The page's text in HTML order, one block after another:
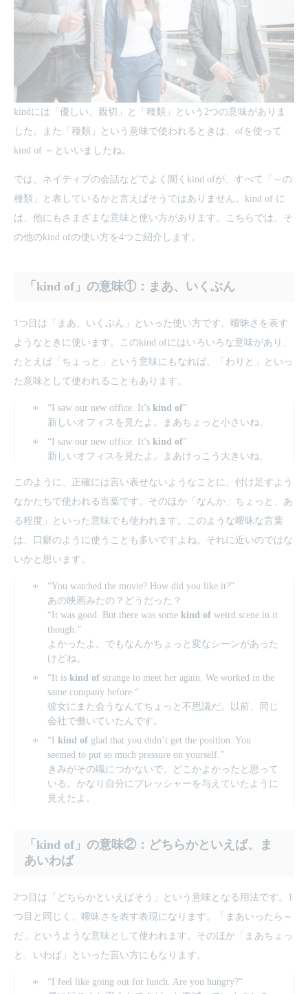
kindには「優しい、親切」と「種類」という2つの意味がありま
した。また「種類」という意味で使われるときは、ofを使って
kind of ～といいましたね。
では、ネイティブの会話などでよく聞くkind ofが、すべて「～の
種類」と表しているかと言えばそうではありません。kind of に
は、他にもさまざまな意味と使い方があります。こちらでは、そ
の他のkind ofの使い方を4つご紹介します。
「kind of」の意味①：まあ、いくぶん
1つ目は「まあ、いくぶん」といった使い方です。曖昧さを表す
ようなときに使います。このkind ofにはいろいろな意味があり、
たとえば「ちょっと」という意味にもなれば、「わりと」といっ
た意味として使われることもあります。
“I saw our new office. It’s kind of”
新しいオフィスを見たよ。まあちょっと小さいね。
“I saw our new office. It’s kind of”
新しいオフィスを見たよ。まあけっこう大きいね。
このように、正確には言い表せないようなことに、付け足すよう
なかたちで使われる言葉です。そのほか「なんか、ちょっと、あ
る程度」といった意味でも使われます。このような曖昧な言葉
は、口癖のように使うことも多いですよね。それに近いのではな
いかと思います。
“You watched the movie? How did you like it?”
あの映画みたの？どうだった？
“It was good. But there was some kind of weird scene in it
though.”
よかったよ。でもなんかちょっと変なシーンがあった
けどね。
“It is kind of strange to meet her again. We worked in the
same company before.“
彼女にまた会うなんてちょっと不思議だ。以前、同じ
会社で働いていたんです。
“I kind of glad that you didn’t get the position. You
seemed to put so much pressure on yourself.”
きみがその職につかないで、どこかよかったと思って
いる。かなり自分にプレッシャーを与えていたように
見えたよ。
「kind of」の意味②：どちらかといえば、ま
あいわば
2つ目は「どちらかといえばそう」という意味となる用法です。1
つ目と同じく、曖昧さを表す表現になります。「まあいったら～
だ」というような意味として使われます。そのほか「まあちょっ
と、いわば」といった言い方にもなります。
“I feel like going out for lunch. Are you hungry?”